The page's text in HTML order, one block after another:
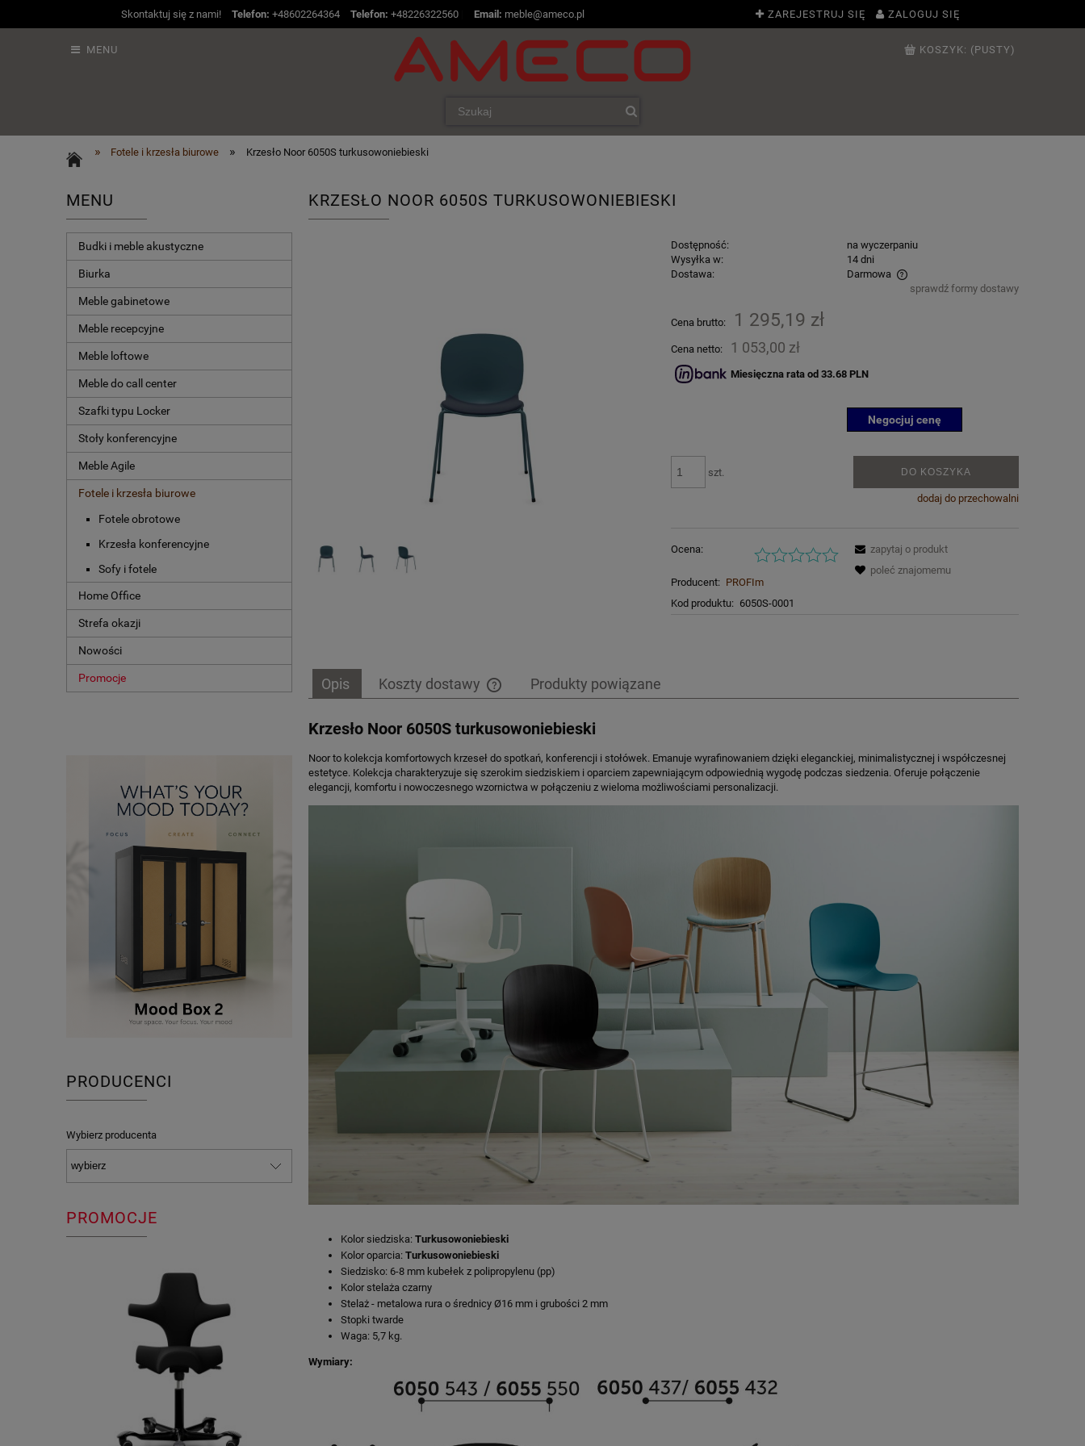
Skontaktuj się z nami! Telefon: +48602264364 Telefon: +48226322560 Email: meble@ameco.pl ZAREJESTRUJ SIĘ ZALOGUJ SIĘ
MENU KOSZYK: (PUSTY)
» Fotele i krzesła biurowe » Krzesło Noor 6050S turkusowoniebieski
MENU
Budki i meble akustyczne
Biurka
Meble gabinetowe
Meble recepcyjne
Meble loftowe
Meble do call center
Szafki typu Locker
Stoły konferencyjne
Meble Agile
Fotele i krzesła biurowe
Fotele obrotowe
Krzesła konferencyjne
Sofy i fotele
Home Office
Strefa okazji
Nowości
Promocje
PRODUCENCI
Wybierz producenta
PROMOCJE
KRZESŁO NOOR 6050S TURKUSOWONIEBIESKI
Dostępność:
na wyczerpaniu
Wysyłka w:
14 dni
Dostawa:
Darmowa
Cena nie zawiera ewentualnych kosztów
płatności
sprawdź formy dostawy
Cena brutto: 1 295,19 zł
Cena netto: 1 053,00 zł
Miesięczna rata od 33.68 PLN
Negocjuj cenę
szt. DO KOSZYKA
dodaj do przechowalni
Ocena:
Producent: PROFIm
Kod produktu: 6050S-0001
zapytaj o produkt
poleć znajomemu
Opis Koszty dostawy
Cena nie zawiera ewentualnych kosztów
Produkty powiązane
Krzesło Noor 6050S turkusowoniebieski
Noor to kolekcja komfortowych krzeseł do spotkań, konferencji i stołówek. Emanuje wyrafinowaniem dzięki eleganckiej, minimalistycznej i współczesnej
estetyce. Kolekcja charakteryzuje się szerokim siedziskiem i oparciem zapewniającym odpowiednią wygodę podczas siedzenia. Oferuje połączenie
elegancji, komfortu i nowoczesnego wzornictwa w połączeniu z wieloma możliwościami personalizacji.
Kolor siedziska: Turkusowoniebieski
Kolor oparcia: Turkusowoniebieski
Siedzisko: 6-8 mm kubełek z polipropylenu (pp)
Kolor stelaża czarny
Stelaż - metalowa rura o średnicy Ø16 mm i grubości 2 mm
Stopki twarde
Waga: 5,7 kg.
Wymiary: